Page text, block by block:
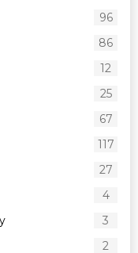
96
86
12
25
67
117
27
4
3
2